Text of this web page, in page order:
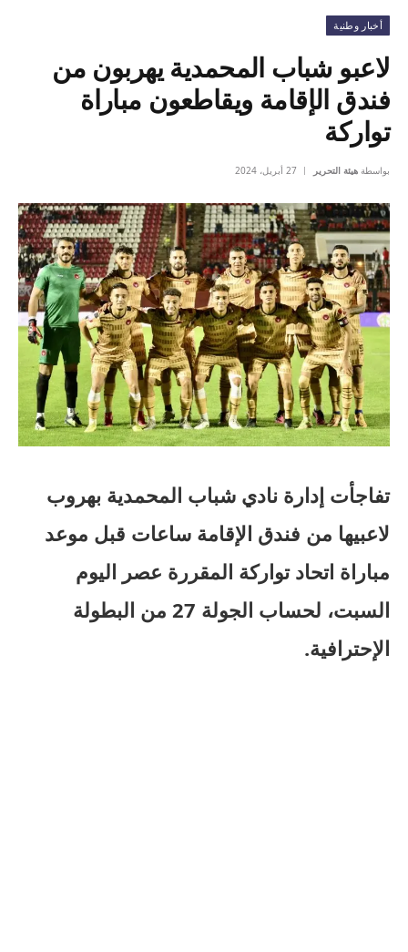
أخبار وطنية
لاعبو شباب المحمدية يهربون من
فندق الإقامة ويقاطعون مباراة
تواركة
بواسطة هيئة التحرير 27 أبريل، 2024
تفاجأت إدارة نادي شباب المحمدية بهروب
لاعبيها من فندق الإقامة ساعات قبل موعد
مباراة اتحاد تواركة المقررة عصر اليوم
السبت، لحساب الجولة 27 من البطولة
الإحترافية.